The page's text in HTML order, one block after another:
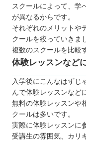
スクールによって、学
が異なるからです。
それぞれのメリットや
クールを絞っていきま
複数のスクールを比較
体験レッスンなど
入学後にこんなはずじ
んで体験レッスンなど
無料の体験レッスンや
クールは多いです。
実際に体験レッスンに
受講生の雰囲気、カリ